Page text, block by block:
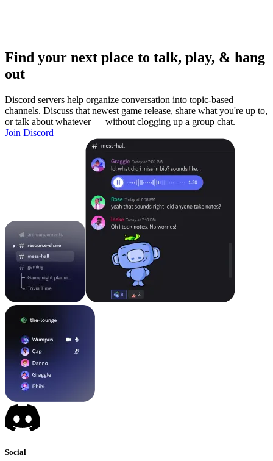
Find your next place to talk, play, & hang
out
Discord servers help organize conversation into topic-based
channels. Discuss that newest game release, share what you're up to,
or talk about whatever — without clogging up a group chat.
Join Discord
Social